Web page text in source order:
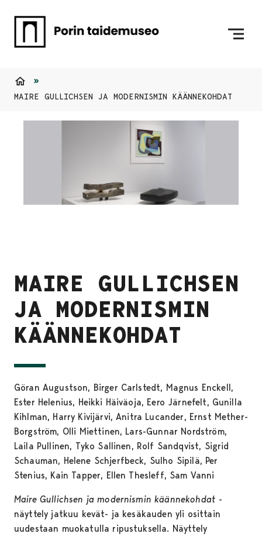
Etusivu
MAIRE GULLICHSEN JA MODERNISMIN KÄÄNNEKOHDAT
MAIRE GULLICHSEN
JA MODERNISMIN
KÄÄNNEKOHDAT
Göran Augustson, Birger Carlstedt, Magnus Enckell,
Ester Helenius, Heikki Häiväoja, Eero Järnefelt, Gunilla
Kihlman, Harry Kivijärvi, Anitra Lucander, Ernst Mether-
Borgström, Olli Miettinen, Lars-Gunnar Nordström,
Laila Pullinen, Tyko Sallinen, Rolf Sandqvist, Sigrid
Schauman, Helene Schjerfbeck, Sulho Sipilä, Per
Stenius, Kain Tapper, Ellen Thesleff, Sam Vanni
Maire Gullichsen ja modernismin käännekohdat -
näyttely jatkuu kevät- ja kesäkauden yli osittain
uudestaan muokatulla ripustuksella. Näyttely